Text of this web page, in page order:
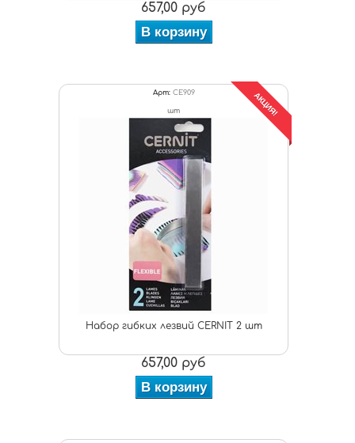
657,00 руб
В корзину
Арт: CE909
шт
Набор гибких лезвий CERNIT 2 шт
АКЦИЯ!
657,00 руб
В корзину